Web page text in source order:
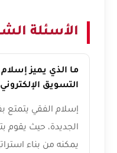
الأسئلة
ما الذي يميز
التسويق
إسلام الفقي
الجديدة، حيث يقوم
يمكنه من بناء